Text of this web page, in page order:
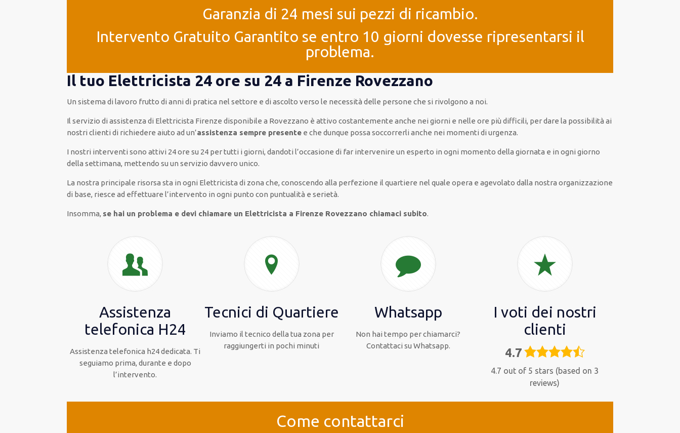
Garanzia di 24 mesi sui pezzi di ricambio.
Intervento Gratuito Garantito se entro 10 giorni dovesse ripresentarsi il
problema.
Il tuo Elettricista 24 ore su 24 a Firenze Rovezzano
Un sistema di lavoro frutto di anni di pratica nel settore e di ascolto verso le necessitàdelle persone che si rivolgono a noi.
Il servizio di assistenza di Elettricista Firenzedisponibile a Rovezzano èattivo costantemente anche nei giorni e nelle ore piùdifficili, perdare la possibilità ai
nostri clienti di richiedere aiuto ad un’assistenza sempre presente e chedunque possa soccorrerli anche nei momenti di urgenza.
I nostri interventi sono attivi 24 ore su 24 pertutti i giorni, dandoti l’occasione di far intervenire un esperto inogni momento della giornata e inogni giorno
della settimana, mettendo su un serviziodavvero unico.
La nostra principale risorsa sta in ogni Elettricista di zona che, conoscendo alla perfezione il quartiere nel quale opera eagevolato dalla nostra organizzazione
di base, riesce ad effettuare l’intervento in ogni punto con puntualità e serietà.
Insomma, se hai un problema e devi chiamare un Elettricista a Firenze Rovezzano chiamaci subito.
Assistenza
telefonica H24
Assistenza telefonica h24 dedicata. Ti
seguiamo prima, durante e dopo
l’intervento.
Tecnici di Quartiere
Inviamo il tecnico della tua zona per
raggiungerti in pochi minuti
Whatsapp
Non hai tempo per chiamarci?
Contattaci su Whatsapp.
I voti dei nostri
clienti
4.7 4,7
4.7 out of 5 stars (based on 3
reviews)
Come contattarci